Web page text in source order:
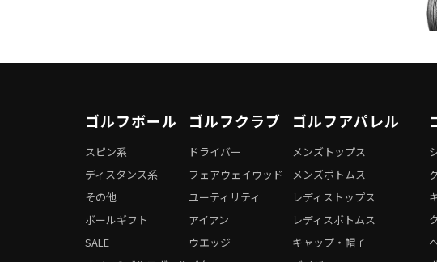
ゴルフボール
スピン系
ディスタンス系
その他
ボールギフト
SALE
ゴルフクラブ
ドライバー
フェアウェイウッド
ユーティリティ
アイアン
ウエッジ
ゴルフアパレル
メンズトップス
メンズボトムス
レディストップス
レディスボトムス
キャップ・帽子